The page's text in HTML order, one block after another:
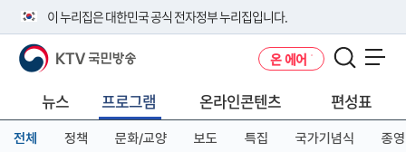
이 누리집은 대한민국 공식 전자정부 누리집입니다.
공식 누리집 주소 확인하기
니다.
이밖에 or.kr 또는 .kr등 다른 도메인 주소를 사용하고 있다면 아래 URL에
서 도메인 주소를 확인해 보세요
KTV 국민방송 온 에어
뉴스 프로그램 온라인콘텐츠 편성표
전체 정책 문화/교양 보도 특집 국가기념식 종영